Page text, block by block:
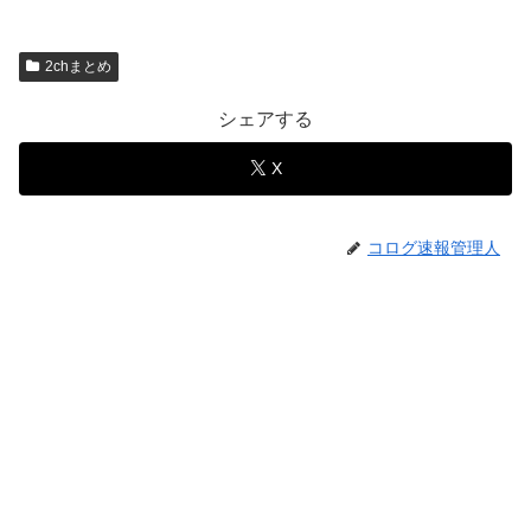
2chまとめ
シェアする
X
コログ速報管理人